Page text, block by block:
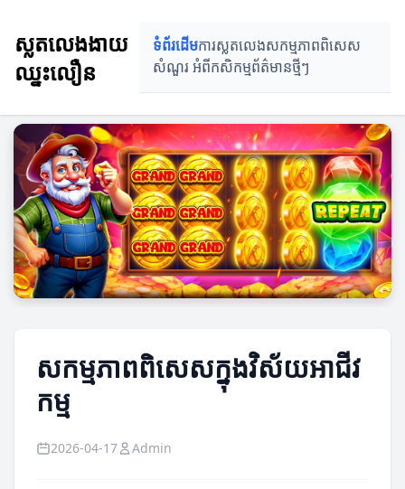
ស្លតលេងងាយ
ឈ្នះលឿន
ទំព័រដើមការស្លតលេងសកម្មភាពពិសេស
សំណួរ អំពីកសិកម្មព័ត៌មានថ្មីៗ
សកម្មភាពពិសេសក្នុងវិស័យអាជីវ
កម្ម
2026-04-17 Admin